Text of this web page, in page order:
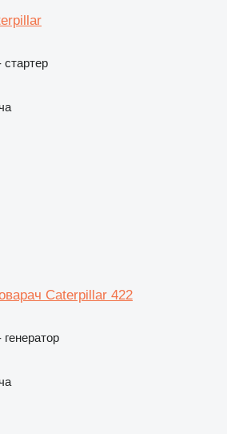
стартер
Caterpillar 422